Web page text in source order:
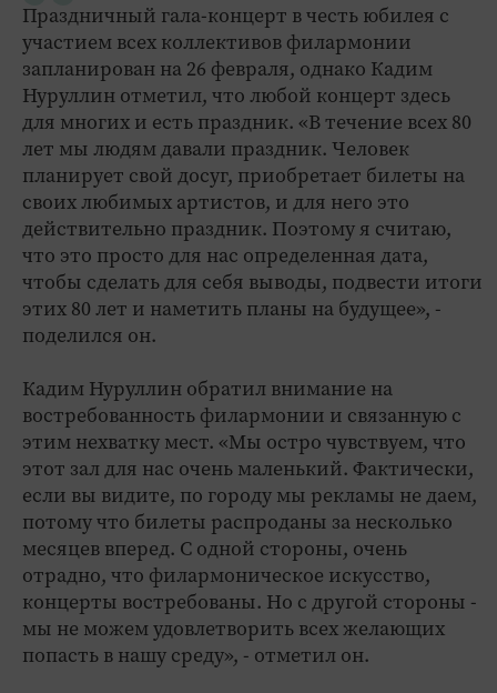
Праздничный гала-концерт в честь юбилея с
участием всех коллективов филармонии
запланирован на 26 февраля, однако Кадим
Нуруллин отметил, что любой концерт здесь
для многих и есть праздник. «В течение всех 80
лет мы людям давали праздник. Человек
планирует свой досуг, приобретает билеты на
своих любимых артистов, и для него это
действительно праздник. Поэтому я считаю,
что это просто для нас определенная дата,
чтобы сделать для себя выводы, подвести итоги
этих 80 лет и наметить планы на будущее», -
поделился он.
Кадим Нуруллин обратил внимание на
востребованность филармонии и связанную с
этим нехватку мест. «Мы остро чувствуем, что
этот зал для нас очень маленький. Фактически,
если вы видите, по городу мы рекламы не даем,
потому что билеты распроданы за несколько
месяцев вперед. С одной стороны, очень
отрадно, что филармоническое искусство,
концерты востребованы. Но с другой стороны -
мы не можем удовлетворить всех желающих
попасть в нашу среду», - отметил он.